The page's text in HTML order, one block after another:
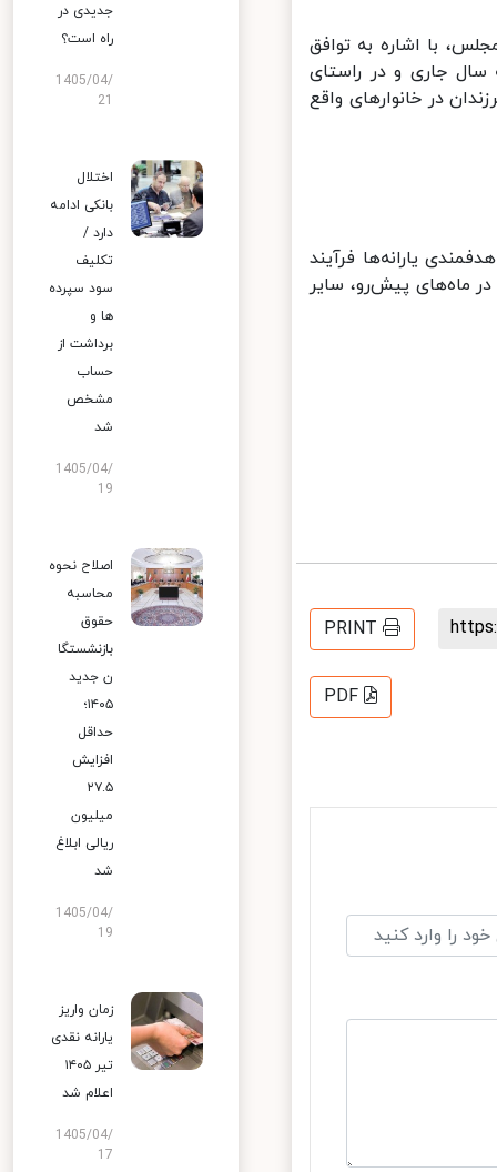
با اشاره به توافق
جاری و در راستای
است یارانه فرزندان در خانوارهای واقع
یارانه‌ها فرآیند
آغاز کرده و در ماه‌های پیش‌رو، سایر
PRINT
PDF
جدیدی در
راه است؟
1405/04/
اختلال
بانکی ادامه
دارد /
تکلیف
سود سپرده
ها و
برداشت از
حساب
مشخص
شد
1405/04/
19
اصلاح نحوه
محاسبه
حقوق
بازنشستگا
ن جدید
۱۴۰۵؛
حداقل
افزایش
۲۷.۵
میلیون
ریالی ابلاغ
شد
1405/04/
19
زمان واریز
یارانه نقدی
تیر ۱۴۰۵
اعلام شد
1405/04/
17